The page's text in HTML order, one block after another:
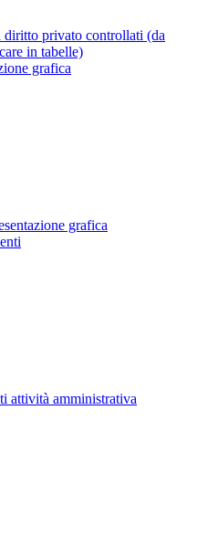
diritto privato controllati (da
in tabelle)
grafica
grafica
attività amministrativa